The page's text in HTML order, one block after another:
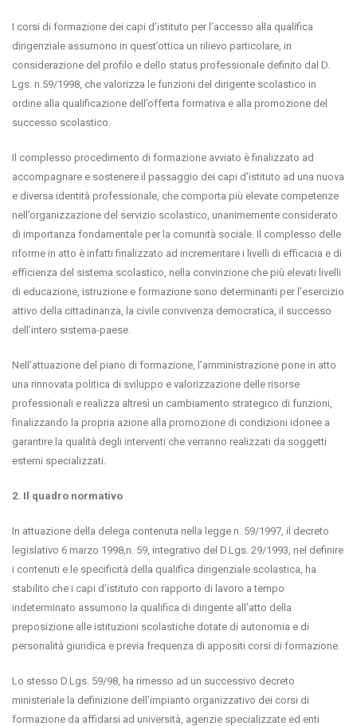
I corsi di formazione dei capi d’istituto per l’accesso alla qualifica
dirigenziale assumono in quest’ottica un rilievo particolare, in
considerazione del profilo e dello status professionale definito dal D.
Lgs. n.59/1998, che valorizza le funzioni del dirigente scolastico in
ordine alla qualificazione dell’offerta formativa e alla promozione del
successo scolastico.
Il complesso procedimento di formazione avviato è finalizzato ad
accompagnare e sostenere il passaggio dei capi d’istituto ad una nuova
e diversa identità professionale, che comporta più elevate competenze
nell’organizzazione del servizio scolastico, unanimemente considerato
di importanza fondamentale per la comunità sociale. Il complesso delle
riforme in atto è infatti finalizzato ad incrementare i livelli di efficacia e di
efficienza del sistema scolastico, nella convinzione che più elevati livelli
di educazione, istruzione e formazione sono determinanti per l’esercizio
attivo della cittadinanza, la civile convivenza democratica, il successo
dell’intero sistema-paese.
Nell’attuazione del piano di formazione, l’amministrazione pone in atto
una rinnovata politica di sviluppo e valorizzazione delle risorse
professionali e realizza altresì un cambiamento strategico di funzioni,
finalizzando la propria azione alla promozione di condizioni idonee a
garantire la qualità degli interventi che verranno realizzati da soggetti
esterni specializzati.
2. Il quadro normativo
In attuazione della delega contenuta nella legge n. 59/1997, il decreto
legislativo 6 marzo 1998,n. 59, integrativo del D.Lgs. 29/1993, nel definire
i contenuti e le specificità della qualifica dirigenziale scolastica, ha
stabilito che i capi d’istituto con rapporto di lavoro a tempo
indeterminato assumono la qualifica di dirigente all’atto della
preposizione alle istituzioni scolastiche dotate di autonomia e di
personalità giuridica e previa frequenza di appositi corsi di formazione.
Lo stesso D.Lgs. 59/98, ha rimesso ad un successivo decreto
ministeriale la definizione dell’impianto organizzativo dei corsi di
formazione da affidarsi ad università, agenzie specializzate ed enti